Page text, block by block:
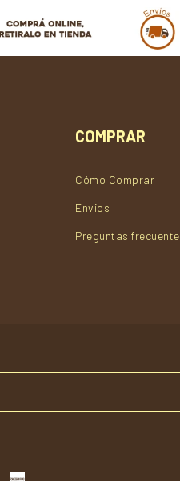
COMPRAR
Cómo Comprar
Envios
Preguntas